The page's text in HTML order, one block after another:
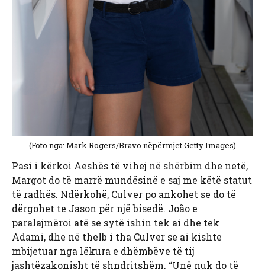
(Foto nga: Mark Rogers/Bravo nëpërmjet Getty Images)
Pasi i kërkoi Aeshës të vihej në shërbim dhe netë,
Margot do të marrë mundësinë e saj me këtë statut
të radhës. Ndërkohë, Culver po ankohet se do të
dërgohet te Jason për një bisedë. João e
paralajmëroi atë se sytë ishin tek ai dhe tek
Adami, dhe në thelb i tha Culver se ai kishte
mbijetuar nga lëkura e dhëmbëve të tij
jashtëzakonisht të shndritshëm. “Unë nuk do të